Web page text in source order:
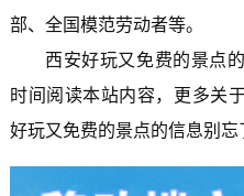
部、全国模范劳动者等。
西安好玩又免费的景点
时间阅读本站内容，更多关
好玩又免费的景点的信息别忘